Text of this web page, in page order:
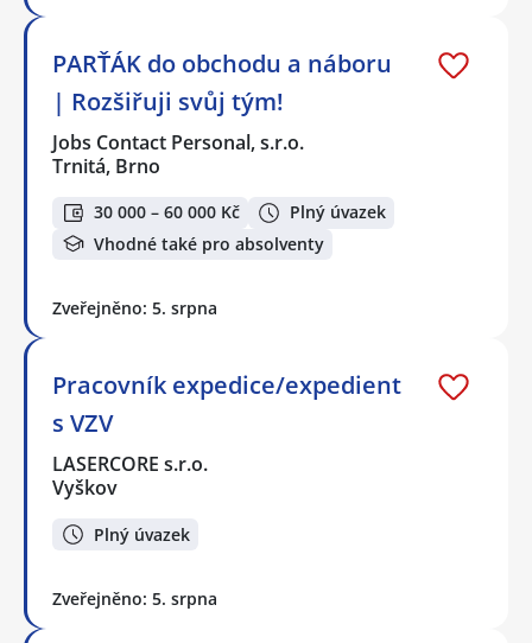
PARŤÁK do obchodu a náboru
| Rozšiřuji svůj tým!
Jobs Contact Personal, s.r.o.
Trnitá, Brno
30 000 – 60 000 Kč
Plný úvazek
Vhodné také pro absolventy
Zveřejněno: 5. srpna
Pracovník expedice/expedient
s VZV
LASERCORE s.r.o.
Vyškov
Plný úvazek
Zveřejněno: 5. srpna